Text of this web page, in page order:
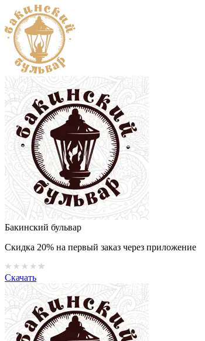
Бакинский бульвар
Скидка 20% на первый заказ через приложение
Скачать